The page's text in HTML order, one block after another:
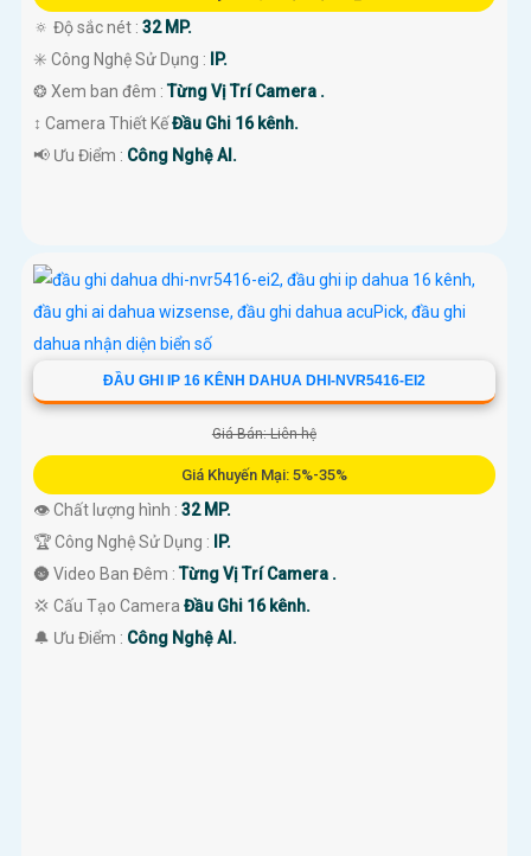
🔅 Độ sắc nét : 32 MP.
✳️ Công Nghệ Sử Dụng :
IP.
❂ Xem ban đêm :Từng Vị Trí Camera .
↕️ Camera Thiết KếĐầu Ghi 16 kênh.
️📢 Ưu Điểm : Công Nghệ AI.
ĐẦU GHI IP 16 KÊNH DAHUA DHI-NVR5416-EI2
Giá Bán: Liên hệ
Giá Khuyến Mại: 5%-35%
👁 Chất lượng hình : 32 MP.
🏆 Công Nghệ Sử Dụng :
IP.
🌚 Video Ban Đêm :Từng Vị Trí Camera .
💢 Cấu Tạo Camera Đầu Ghi 16 kênh.
️🔔 Ưu Điểm : Công Nghệ AI.